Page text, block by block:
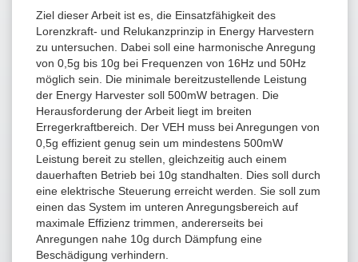
Ziel dieser Arbeit ist es, die Einsatzfähigkeit des
Lorenzkraft- und Relukanzprinzip in Energy Harvestern
zu untersuchen. Dabei soll eine harmonische Anregung
von 0,5g bis 10g bei Frequenzen von 16Hz und 50Hz
möglich sein. Die minimale bereitzustellende Leistung
der Energy Harvester soll 500mW betragen. Die
Herausforderung der Arbeit liegt im breiten
Erregerkraftbereich. Der VEH muss bei Anregungen von
0,5g effizient genug sein um mindestens 500mW
Leistung bereit zu stellen, gleichzeitig auch einem
dauerhaften Betrieb bei 10g standhalten. Dies soll durch
eine elektrische Steuerung erreicht werden. Sie soll zum
einen das System im unteren Anregungsbereich auf
maximale Effizienz trimmen, andererseits bei
Anregungen nahe 10g durch Dämpfung eine
Beschädigung verhindern.